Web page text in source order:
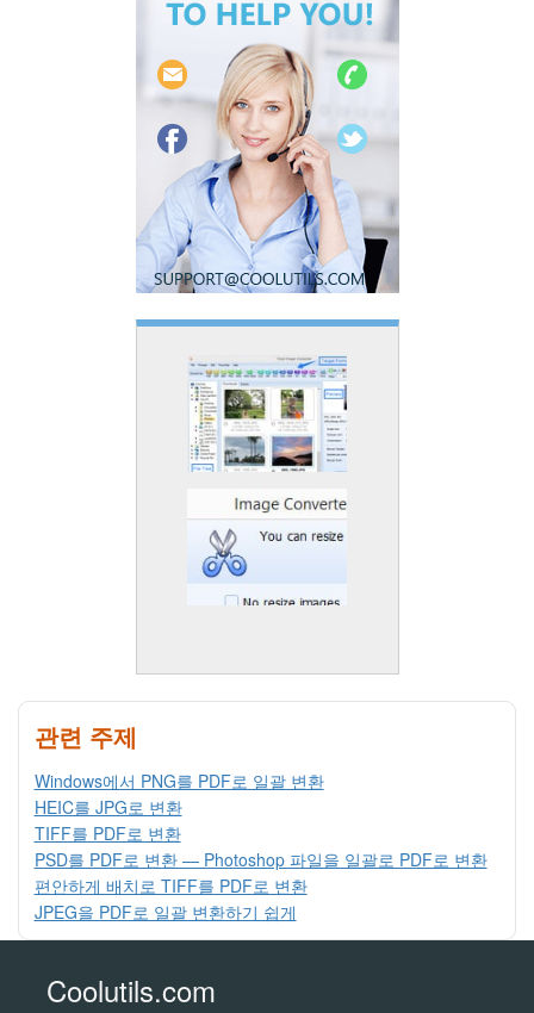
관련 주제
Windows에서 PNG를 PDF로 일괄 변환
HEIC를 JPG로 변환
TIFF를 PDF로 변환
PSD를 PDF로 변환 — Photoshop 파일을 일괄로 PDF로 변환
편안하게 배치로 TIFF를 PDF로 변환
JPEG을 PDF로 일괄 변환하기 쉽게
Coolutils.com